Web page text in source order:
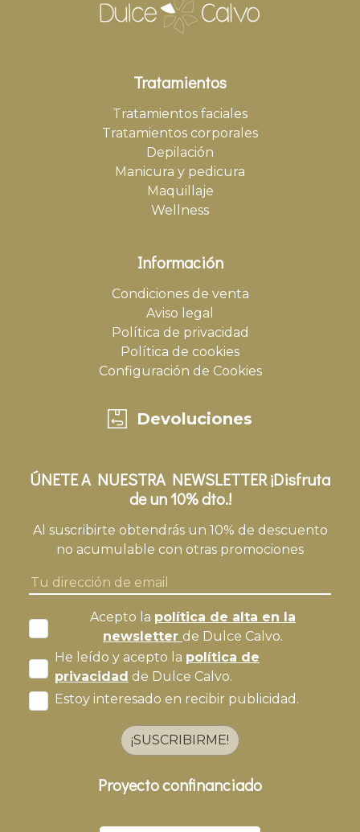
Tratamientos
Tratamientos faciales
Tratamientos corporales
Depilación
Manicura y pedicura
Maquillaje
Wellness
Información
Condiciones de venta
Aviso legal
Política de privacidad
Política de cookies
Configuración de Cookies
Devoluciones
ÚNETE A NUESTRA NEWSLETTER ¡Disfruta
de un 10% dto.!
Al suscribirte obtendrás un 10% de descuento
no acumulable con otras promociones
Acepto la política de alta en la
newsletter de Dulce Calvo.
He leído y acepto la política de
privacidad de Dulce Calvo.
Estoy interesado en recibir publicidad.
¡SUSCRIBIRME!
Proyecto confinanciado